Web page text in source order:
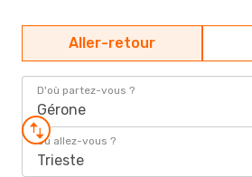
Aller-retour
D'où partez-vous ?
Gérone
Où allez-vous ?
Trieste